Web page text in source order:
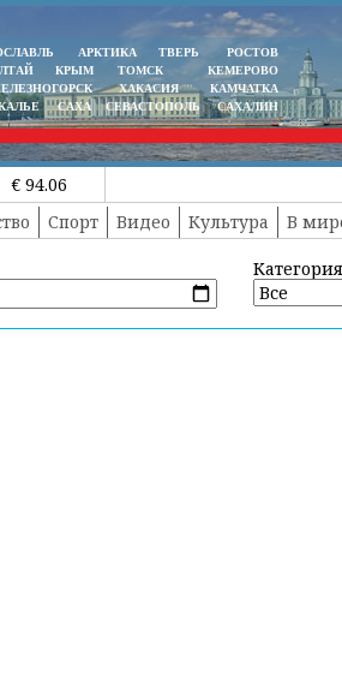
АРКТИКА ТВЕРЬ
РОСТОВ
КРЫМ ТОМСК
КЕМЕРОВО
ХАКАСИЯ
КАМЧАТКА
САХА СЕВАСТОПОЛЬ САХАЛИН
€ 94.06
Спорт Видео Культура В
Категория